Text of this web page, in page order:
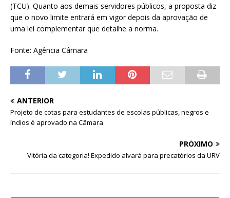
(TCU). Quanto aos demais servidores públicos, a proposta diz
que o novo limite entrará em vigor depois da aprovação de
uma lei complementar que detalhe a norma.
Fonte: Agência Câmara
ANTERIOR
Projeto de cotas para estudantes de escolas públicas, negros e
índios é aprovado na Câmara
PRÓXIMO
Vitória da categoria! Expedido alvará para precatórios da URV